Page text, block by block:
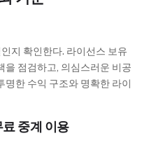
지 확인한다. 라이선스 보유
을 점검하고, 의심스러운 비공
명한 수익 구조와 명확한 라이
중계 이용